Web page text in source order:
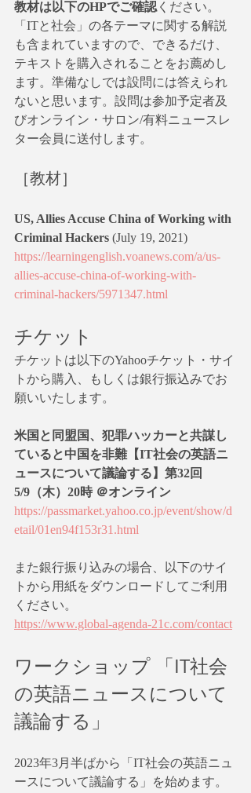
教材は以下のHPでご確認 ください。
「ITと社会」の各テーマに関する解説
も含まれていますので、できるだけ、
テキストを購入されることをお薦めし
ます。準備なしでは設問には答えられ
ないと思います。設問は参加予定者及
びオンライン・サロン/有料ニュースレ
ター会員に送付します。
［教材］
US, Allies Accuse China of Working with
Criminal Hackers (July 19, 2021)
https://learningenglish.voanews.com/a/us-
allies-accuse-china-of-working-with-
criminal-hackers/5971347.html
チケット
チケットは以下のYahooチケット・サイ
トから購入、もしくは銀行振込みでお
願いいたします。
米国と同盟国、犯罪ハッカーと共謀し
ていると中国を非難【IT社会の英語ニ
ュースについて議論する】第32回
5/9（木）20時 ＠オンライン
https://passmarket.yahoo.co.jp/event/show/d
etail/01en94f153r31.html
また銀行振り込みの場合、以下のサイ
トから用紙をダウンロードしてご利用
ください。
https://www.global-agenda-21c.com/contact
ワークショップ 「IT社会
の英語ニュースについて
議論する」
2023年3月半ばから「IT社会の英語ニュ
ースについて議論する」を始めます。